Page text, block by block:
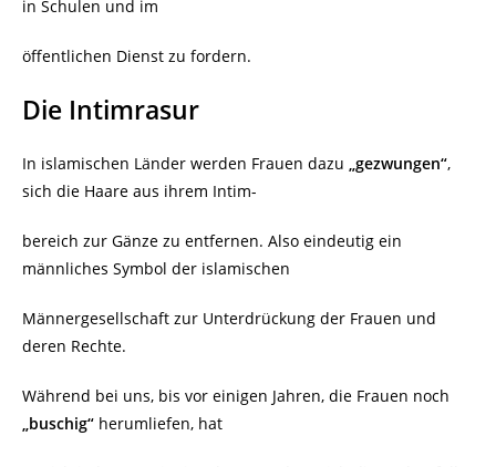
in Schulen und im
öffentlichen Dienst zu fordern.
Die Intimrasur
In islamischen Länder werden Frauen dazu „gezwungen“,
sich die Haare aus ihrem Intim-
bereich zur Gänze zu entfernen. Also eindeutig ein
männliches Symbol der islamischen
Männergesellschaft zur Unterdrückung der Frauen und
deren Rechte.
Während bei uns, bis vor einigen Jahren, die Frauen noch
„buschig“ herumliefen, hat